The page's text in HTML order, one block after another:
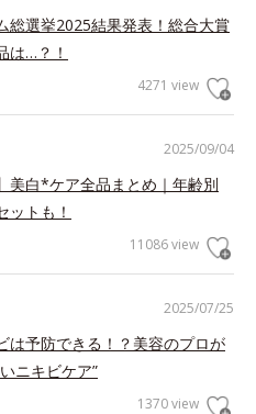
総選挙2025結果発表！総合大賞
は…？！
4271 view
2025/09/04
美白*ケア全品まとめ｜年齢別
ットも！
11086 view
2025/07/25
は予防できる！？美容のプロが
ニキビケア”
1370 view